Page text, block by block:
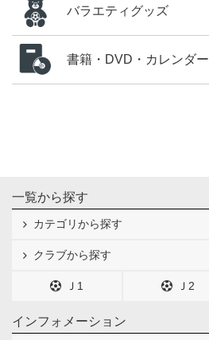
バラエティグッズ
書籍・DVD・カレンダー
一覧から探す
カテゴリから探す
クラブから探す
Ｊ1 Ｊ2
インフォメーション